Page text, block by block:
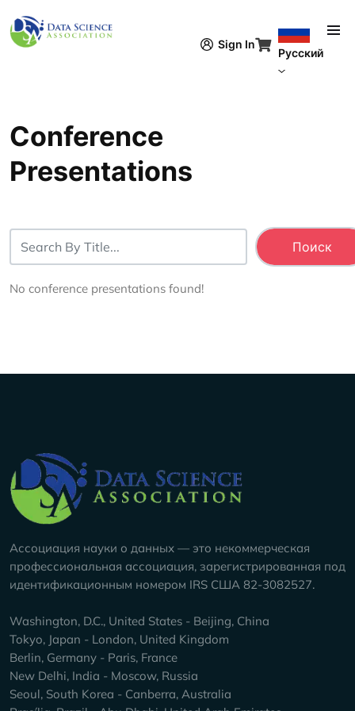
Sign In
Русский
Conference
Presentations
No conference presentations found!
Company Info
Ассоциация науки о данных — это некоммерческая
профессиональная ассоциация, зарегистрированная под
идентификационным номером IRS США 82-3082527.
Washington, D.C., United States - Beijing, China
Tokyo, Japan - London, United Kingdom
Berlin, Germany - Paris, France
New Delhi, India - Moscow, Russia
Seoul, South Korea - Canberra, Australia